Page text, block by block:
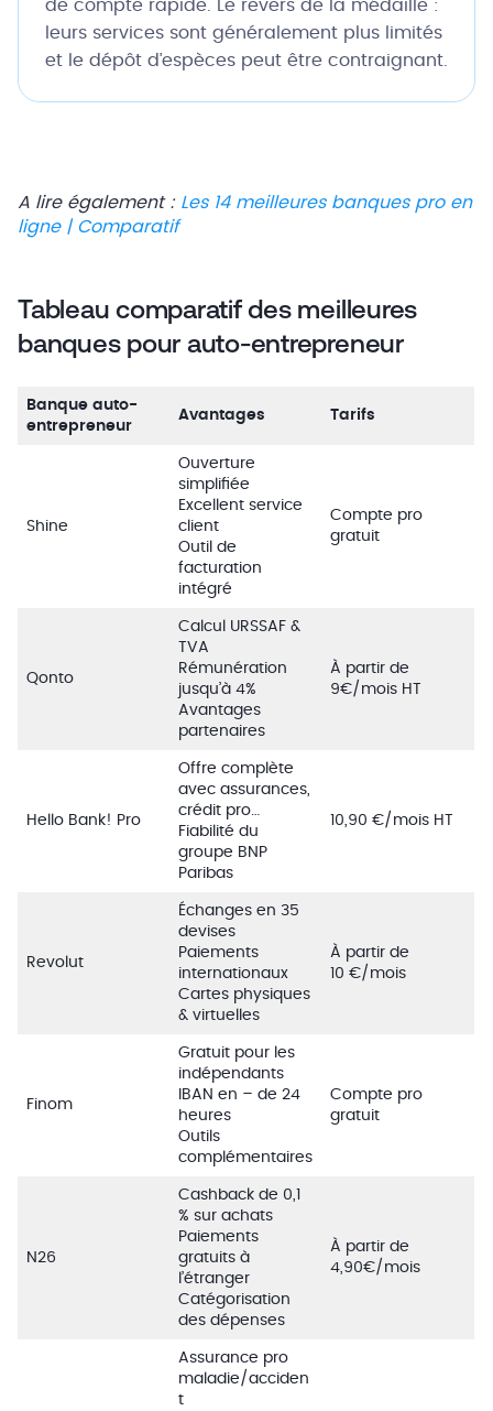
de compte rapide. Le revers de la médaille :
leurs services sont généralement plus limités
et le dépôt d’espèces peut être contraignant.
A lire également : Les 14 meilleures banques pro en
ligne | Comparatif
Tableau comparatif des meilleures
banques pour auto-entrepreneur
Banque auto-
entrepreneur
Avantages Tarifs
Shine
Ouverture
simplifiée
Excellent service
client
Outil de
facturation
intégré
Compte pro
gratuit
Qonto
Calcul URSSAF &
TVA
Rémunération
jusqu’à 4%
Avantages
partenaires
À partir de
9€/mois HT
Hello Bank! Pro
Offre complète
avec assurances,
crédit pro…
Fiabilité du
groupe BNP
Paribas
10,90 €/mois HT
Revolut
Échanges en 35
devises
Paiements
internationaux
Cartes physiques
& virtuelles
À partir de
10 €/mois
Finom
Gratuit pour les
indépendants
IBAN en – de 24
heures
Outils
complémentaires
Compte pro
gratuit
N26
Cashback de 0,1
% sur achats
Paiements
gratuits à
l’étranger
Catégorisation
des dépenses
À partir de
4,90€/mois
Assurance pro
maladie/acciden
t